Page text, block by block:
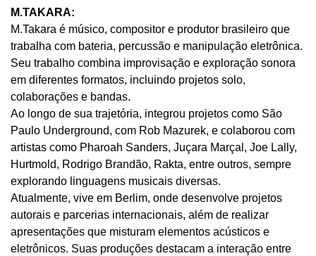
M.TAKARA:
M.Takara é músico, compositor e produtor brasileiro que
trabalha com bateria, percussão e manipulação eletrônica.
Seu trabalho combina improvisação e exploração sonora
em diferentes formatos, incluindo projetos solo,
colaborações e bandas.
Ao longo de sua trajetória, integrou projetos como São
Paulo Underground, com Rob Mazurek, e colaborou com
artistas como Pharoah Sanders, Juçara Marçal, Joe Lally,
Hurtmold, Rodrigo Brandão, Rakta, entre outros, sempre
explorando linguagens musicais diversas.
Atualmente, vive em Berlim, onde desenvolve projetos
autorais e parcerias internacionais, além de realizar
apresentações que misturam elementos acústicos e
eletrônicos. Suas produções destacam a interação entre